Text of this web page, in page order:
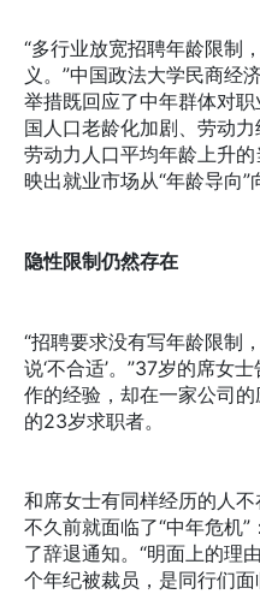
“多行业放宽招聘年龄限制
义。”中国政法大学民商经
举措既回应了中年群体对
国人口老龄化加剧、劳动
劳动力人口平均年龄上升
映出就业市场从“年龄导向”
隐性限制仍然存在
“招聘要求没有写年龄限制
说‘不合适’。”37岁的席女
作的经验，却在一家公司
的23岁求职者。
和席女士有同样经历的人
不久前就面临了“中年危机
了辞退通知。“明面上的理
个年纪被裁员，是同行们面